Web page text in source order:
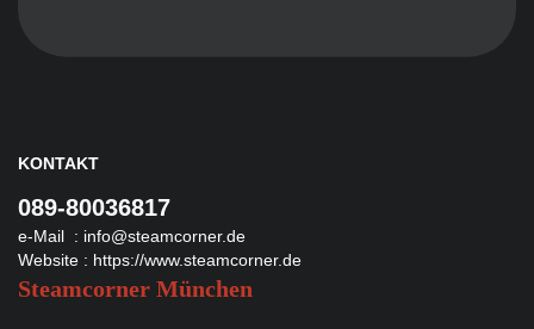
KONTAKT
089-80036817
e-Mail : info@steamcorner.de
Website : https://www.steamcorner.de
Steamcorner München